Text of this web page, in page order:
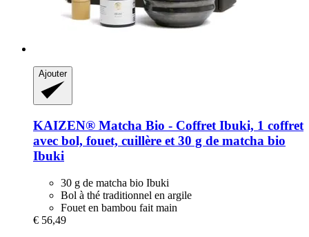
Ajouter
KAIZEN® Matcha Bio -​ Coffret Ibuki, 1 coffret
avec bol, fouet, cuillère et 30 g de matcha bio
Ibuki
30 g de matcha bio Ibuki
Bol à thé traditionnel en argile
Fouet en bambou fait main
€ 56,49